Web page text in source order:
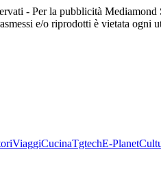
- Per la pubblicità
e/o riprodotti è vietata ogni
ViaggiCucinaTgtechE-Planet